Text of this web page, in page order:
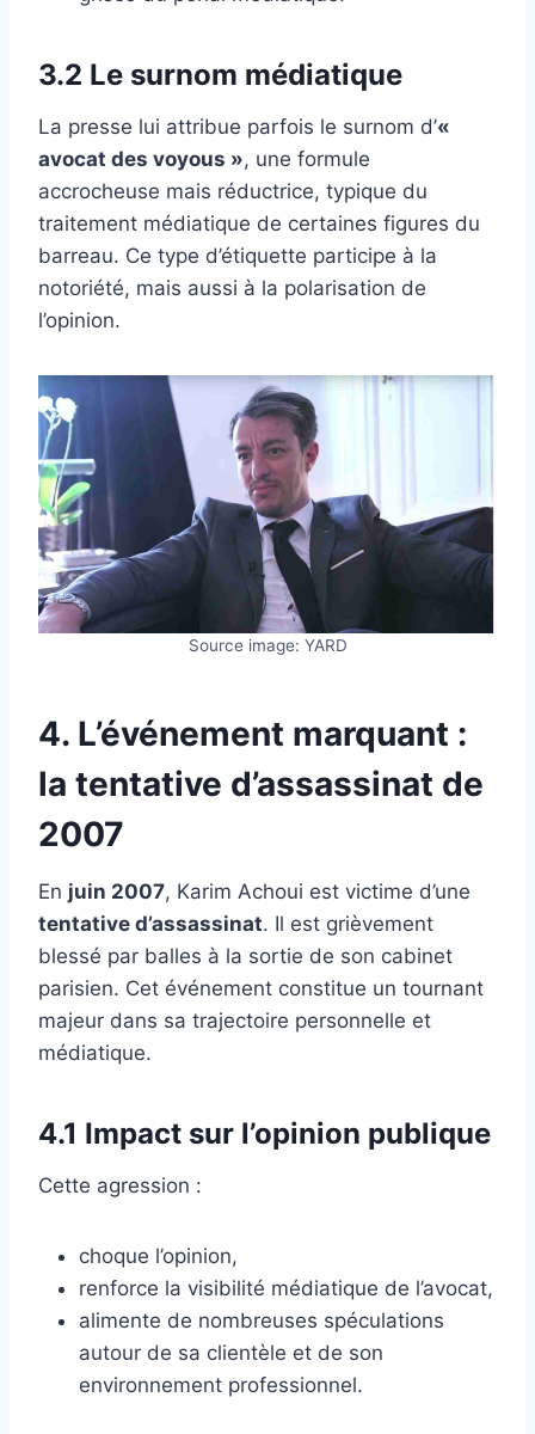
3.2 Le surnom médiatique
La presse lui attribue parfois le surnom d’«
avocat des voyous », une formule
accrocheuse mais réductrice, typique du
traitement médiatique de certaines figures du
barreau. Ce type d’étiquette participe à la
notoriété, mais aussi à la polarisation de
l’opinion.
Source image: YARD
4. L’événement marquant :
la tentative d’assassinat de
2007
En juin 2007, Karim Achoui est victime d’une
tentative d’assassinat. Il est grièvement
blessé par balles à la sortie de son cabinet
parisien. Cet événement constitue un tournant
majeur dans sa trajectoire personnelle et
médiatique.
4.1 Impact sur l’opinion publique
Cette agression :
choque l’opinion,
renforce la visibilité médiatique de l’avocat,
alimente de nombreuses spéculations
autour de sa clientèle et de son
environnement professionnel.